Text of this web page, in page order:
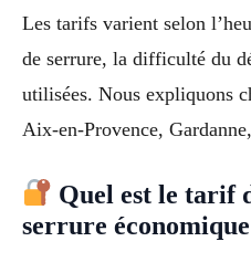
Les tarifs varient selon
de serrure, la difficulté du
utilisées. Nous expliquons
Aix-en-Provence,
Quel est le tarif
serrure